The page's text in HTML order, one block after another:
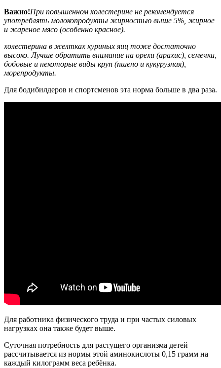
Важно!При повышенном холестерине не рекомендуется
употреблять молокопродукты жирностью выше 5%, жирное
и жареное мясо (особенно красное).
холестерина в желтках куриных яиц тоже достаточно
высоко. Лучше обратить внимание на орехи (арахис), семечки,
бобовые и некоторые виды круп (пшено и кукурузная),
морепродукты.
Для бодибилдеров и спортсменов эта норма больше в два раза.
Для работника физического труда и при частых силовых
нагрузках она также будет выше.
Суточная потребность для растущего организма детей
рассчитывается из нормы этой аминокислоты 0,15 грамм на
каждый килограмм веса ребёнка.